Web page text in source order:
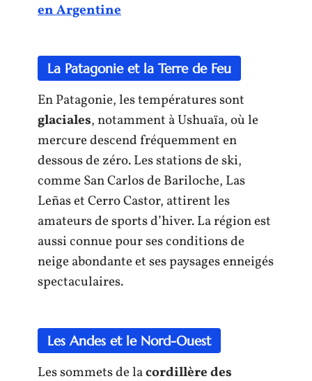
en Argentine
La Patagonie et la Terre de Feu
En Patagonie, les températures sont
glaciales, notamment à Ushuaïa, où le
mercure descend fréquemment en
dessous de zéro. Les stations de ski,
comme San Carlos de Bariloche, Las
Leñas et Cerro Castor, attirent les
amateurs de sports d’hiver. La région est
aussi connue pour ses conditions de
neige abondante et ses paysages enneigés
spectaculaires.
Les Andes et le Nord-Ouest
Les sommets de lacordillère des